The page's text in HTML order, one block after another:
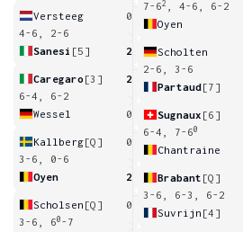
Versteeg
0
4-6, 2-6
Sanesi [5] 2
Caregaro [3]
2
6-4, 6-2
Wessel
0
Kallberg[Q]
0
3-6, 0-6
Oyen
2
Scholsen [Q]
0
3-6, 60 -7
7-62
, 4-6, 6-2
Oyen
Scholten
2-6, 3-6
Partaud[7]
Sugnaux [6]
6-4, 7-60
Chantraine
Brabant [Q]
3-6, 6-3, 6-2
Suvrijn [4]